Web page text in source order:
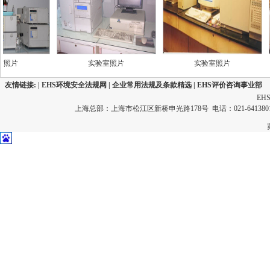
实验室照片 实验室照片
友情链接: | EHS环境安全法规网 企业常用法规及条款精选
EHS评价咨询事业部
上海总部：上海市松江区新桥申光路178号 电话：021-